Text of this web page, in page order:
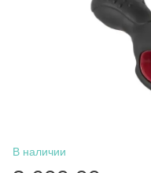
В наличии